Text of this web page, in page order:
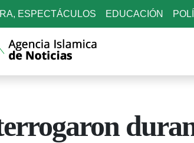
ESPECTÁCULOS EDUCACIÓN